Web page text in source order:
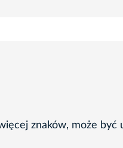
znaków, może